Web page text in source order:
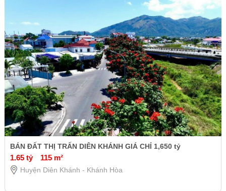
BÁN ĐẤT THỊ TRẤN DIÊN KHÁNH GIÁ CHỈ 1,650 tỷ
1.65 tỷ 115 m²
Huyện Diên Khánh - Khánh Hòa